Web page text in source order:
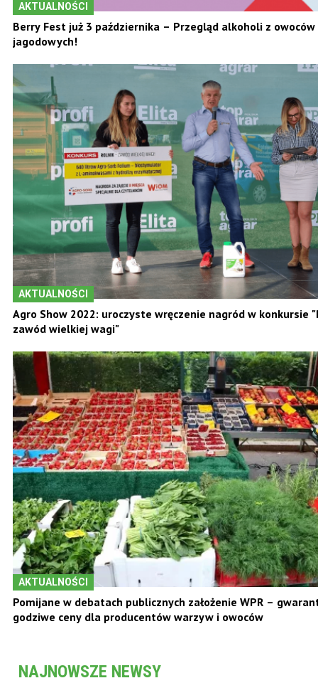
AKTUALNOŚCI
Berry Fest już 3 października – Przegląd alkoholi z owoców
jagodowych!
AKTUALNOŚCI
Agro Show 2022: uroczyste wręczenie nagród w konkursie
zawód wielkiej wagi"
AKTUALNOŚCI
Pomijane w debatach publicznych założenie WPR –
godziwe ceny dla producentów warzyw i owoców
NAJNOWSZE NEWSY